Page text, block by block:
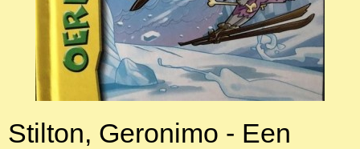
Stilton, Geronimo - Een